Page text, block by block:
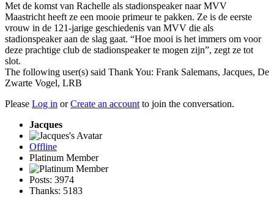
Met de komst van Rachelle als stadionspeaker naar MVV
Maastricht heeft ze een mooie primeur te pakken. Ze is de eerste
vrouw in de 121-jarige geschiedenis van MVV die als
stadionspeaker aan de slag gaat. “Hoe mooi is het immers om voor
deze prachtige club de stadionspeaker te mogen zijn”, zegt ze tot
slot.
The following user(s) said Thank You: Frank Salemans, Jacques, De
Zwarte Vogel, LRB
Please Log in orCreate an accountto join the conversation.
Jacques
Offline
Platinum Member
Posts: 3974
Thanks: 5183